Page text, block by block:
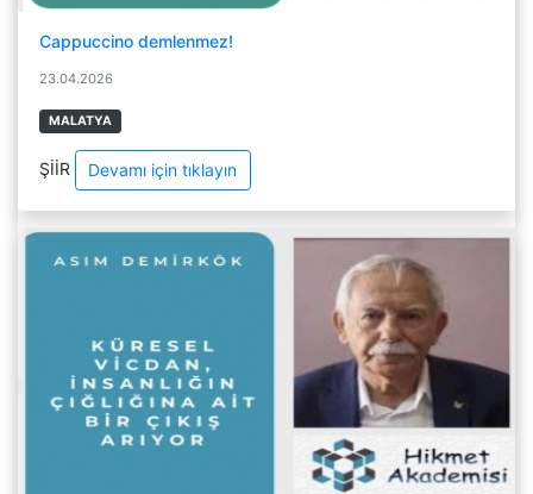
Cappuccino demlenmez!
23.04.2026
MALATYA
ŞİİR Devamı için tıklayın